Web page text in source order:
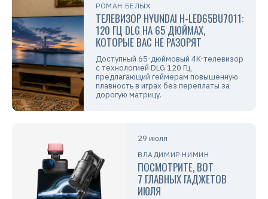
РОМАН БЕЛЫХ
ТЕЛЕВИЗОР HYUNDAI H-LED65BU7011:
120 ГЦ DLG НА 65 ДЮЙМАХ,
КОТОРЫЕ ВАС НЕ РАЗОРЯТ
Доступный 65-дюймовый 4K-телевизор
с технологией DLG 120 Гц,
предлагающий геймерам повышенную
плавность в играх без переплаты за
дорогую матрицу.
29 июля
ВЛАДИМИР НИМИН
ПОСМОТРИТЕ, ВОТ
7 ГЛАВНЫХ ГАДЖЕТОВ
ИЮЛЯ